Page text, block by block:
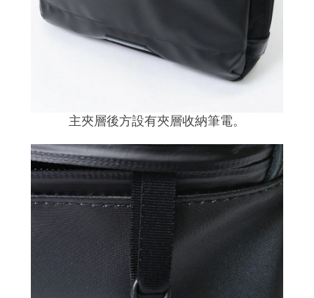
主夾層後方設有夾層收納筆電。